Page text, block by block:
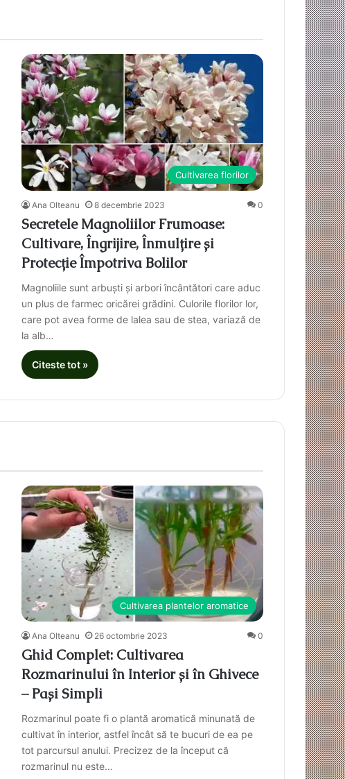
Cultivarea florilor
Ana Olteanu 8 decembrie 2023 0
Secretele Magnoliilor Frumoase:
Cultivare, Îngrijire, Înmulțire și
Protecție Împotriva Bolilor
Magnoliile sunt arbuști și arbori încântători care aduc
un plus de farmec oricărei grădini. Culorile florilor lor,
care pot avea forme de lalea sau de stea, variază de
la alb…
Citeste tot »
Cultivarea plantelor aromatice
Ana Olteanu 26 octombrie 2023 0
Ghid Complet: Cultivarea
Rozmarinului în Interior și în Ghivece
– Pași Simpli
Rozmarinul poate fi o plantă aromatică minunată de
cultivat în interior, astfel încât să te bucuri de ea pe
tot parcursul anului. Precizez de la început că
rozmarinul nu este…